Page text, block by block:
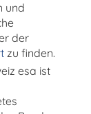
und
der
zu finden.
esa ist